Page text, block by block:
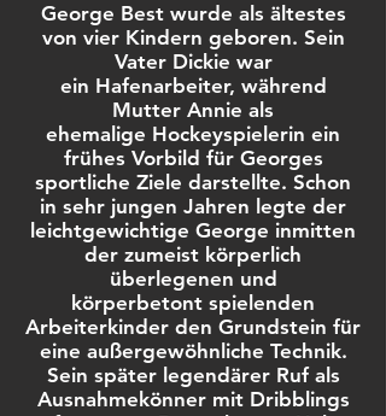
George Best wurde als ältestes
von vier Kindern geboren. Sein
Vater Dickie war
ein Hafenarbeiter, während
Mutter Annie als
ehemalige Hockeyspielerin ein
frühes Vorbild für Georges
sportliche Ziele darstellte. Schon
in sehr jungen Jahren legte der
leichtgewichtige George inmitten
der zumeist körperlich
überlegenen und
körperbetont spielenden
Arbeiterkinder den Grundstein für
eine außergewöhnliche Technik.
Sein später legendärer Ruf als
Ausnahmekönner mit Dribblings